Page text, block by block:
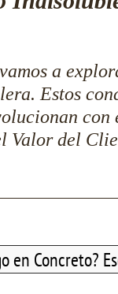
a
Estos
Valor del